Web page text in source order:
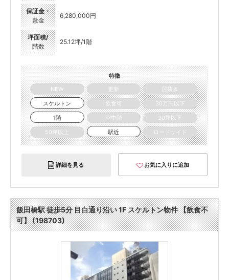
保証金・
敷金
6,280,000円
坪面積/
階数
25.12坪/1階
特徴
NEW
更新
居抜き
スケルトン
飲食可
30万円以下
1階
空中階
20坪以下
50坪以上
駅近 ロードサイド
詳細を見る お気に入りに追加
飯田橋駅 徒歩5分 目白通り沿い 1F スケルトン物件 【飲食不
可】 (198703)